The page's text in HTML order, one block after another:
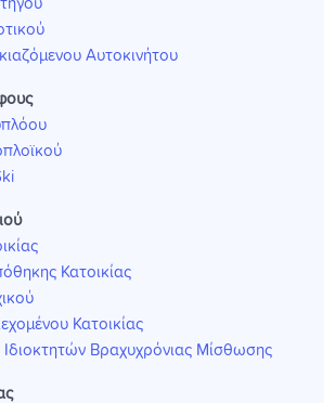
Αυτοκινήτου
Κατοικίας
Κατοικίας
Βραχυχρόνιας Μίσθωσης